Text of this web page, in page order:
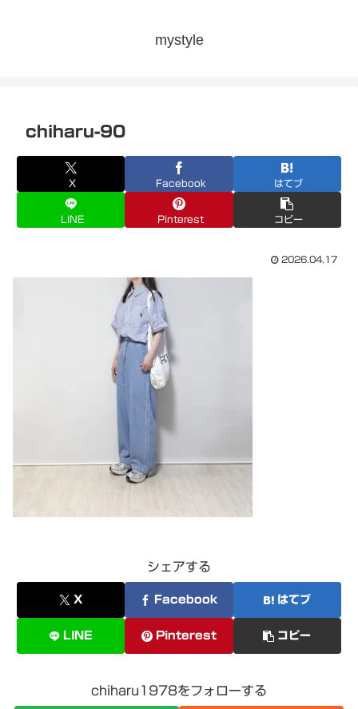
mystyle
chiharu-90
X Facebook はてブ
LINE Pinterest コピー
2026.04.17
シェアする
X Facebook はてブ
LINE Pinterest コピー
chiharu1978をフォローする